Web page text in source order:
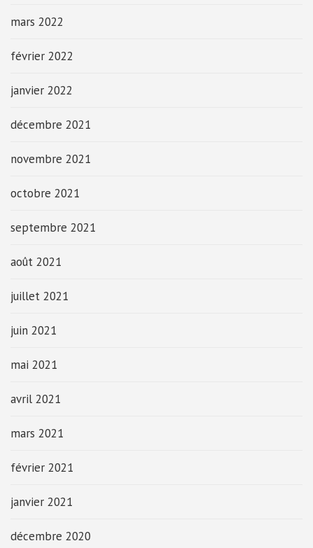
mars 2022
février 2022
janvier 2022
décembre 2021
novembre 2021
octobre 2021
septembre 2021
août 2021
juillet 2021
juin 2021
mai 2021
avril 2021
mars 2021
février 2021
janvier 2021
décembre 2020